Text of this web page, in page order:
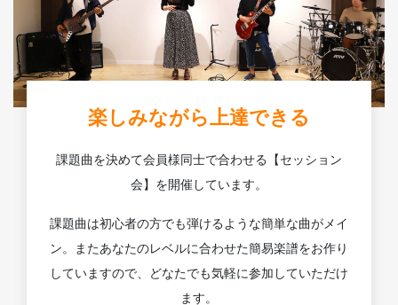
楽しみながら上達できる
課題曲を決めて会員様同士で合わせる【セッション
会】を開催しています。
課題曲は初心者の方でも弾けるような簡単な曲がメイ
ン。またあなたのレベルに合わせた簡易楽譜をお作り
していますので、どなたでも気軽に参加していただけ
ます。